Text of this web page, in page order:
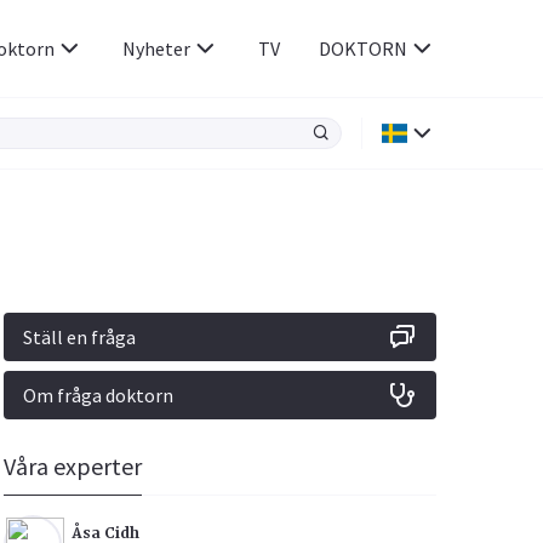
Rökavvänjning
Rörelseapparaten
Sex & Samliv
Sömn & Stress
Nyheter TV DOKTORN
Ställ en fråga
Om fråga doktorn
Våra experter
Åsa Cidh